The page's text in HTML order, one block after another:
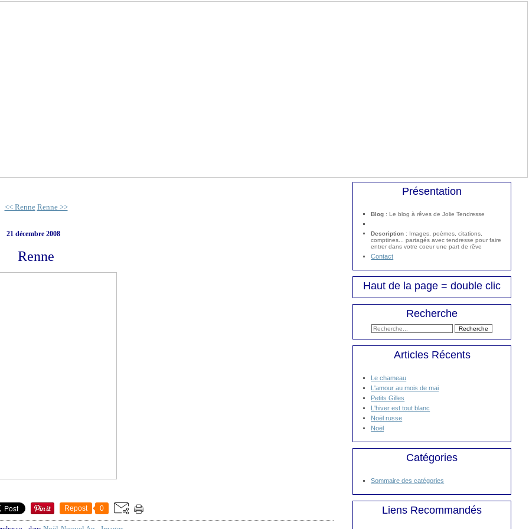
<< Renne Renne >>
21 décembre 2008
Renne
Repost 0
Présentation
Blog : Le blog à rêves de Jolie Tendresse
Description : Images, poèmes, citations,
comptines... partagés avec tendresse pour faire
entrer dans votre coeur une part de rêve
Contact
Haut de la page = double clic
Recherche
Articles Récents
Le chameau
L'amour au mois de mai
Petits Gilles
L'hiver est tout blanc
Noël russe
Noël
Catégories
Sommaire des catégories
Liens Recommandés